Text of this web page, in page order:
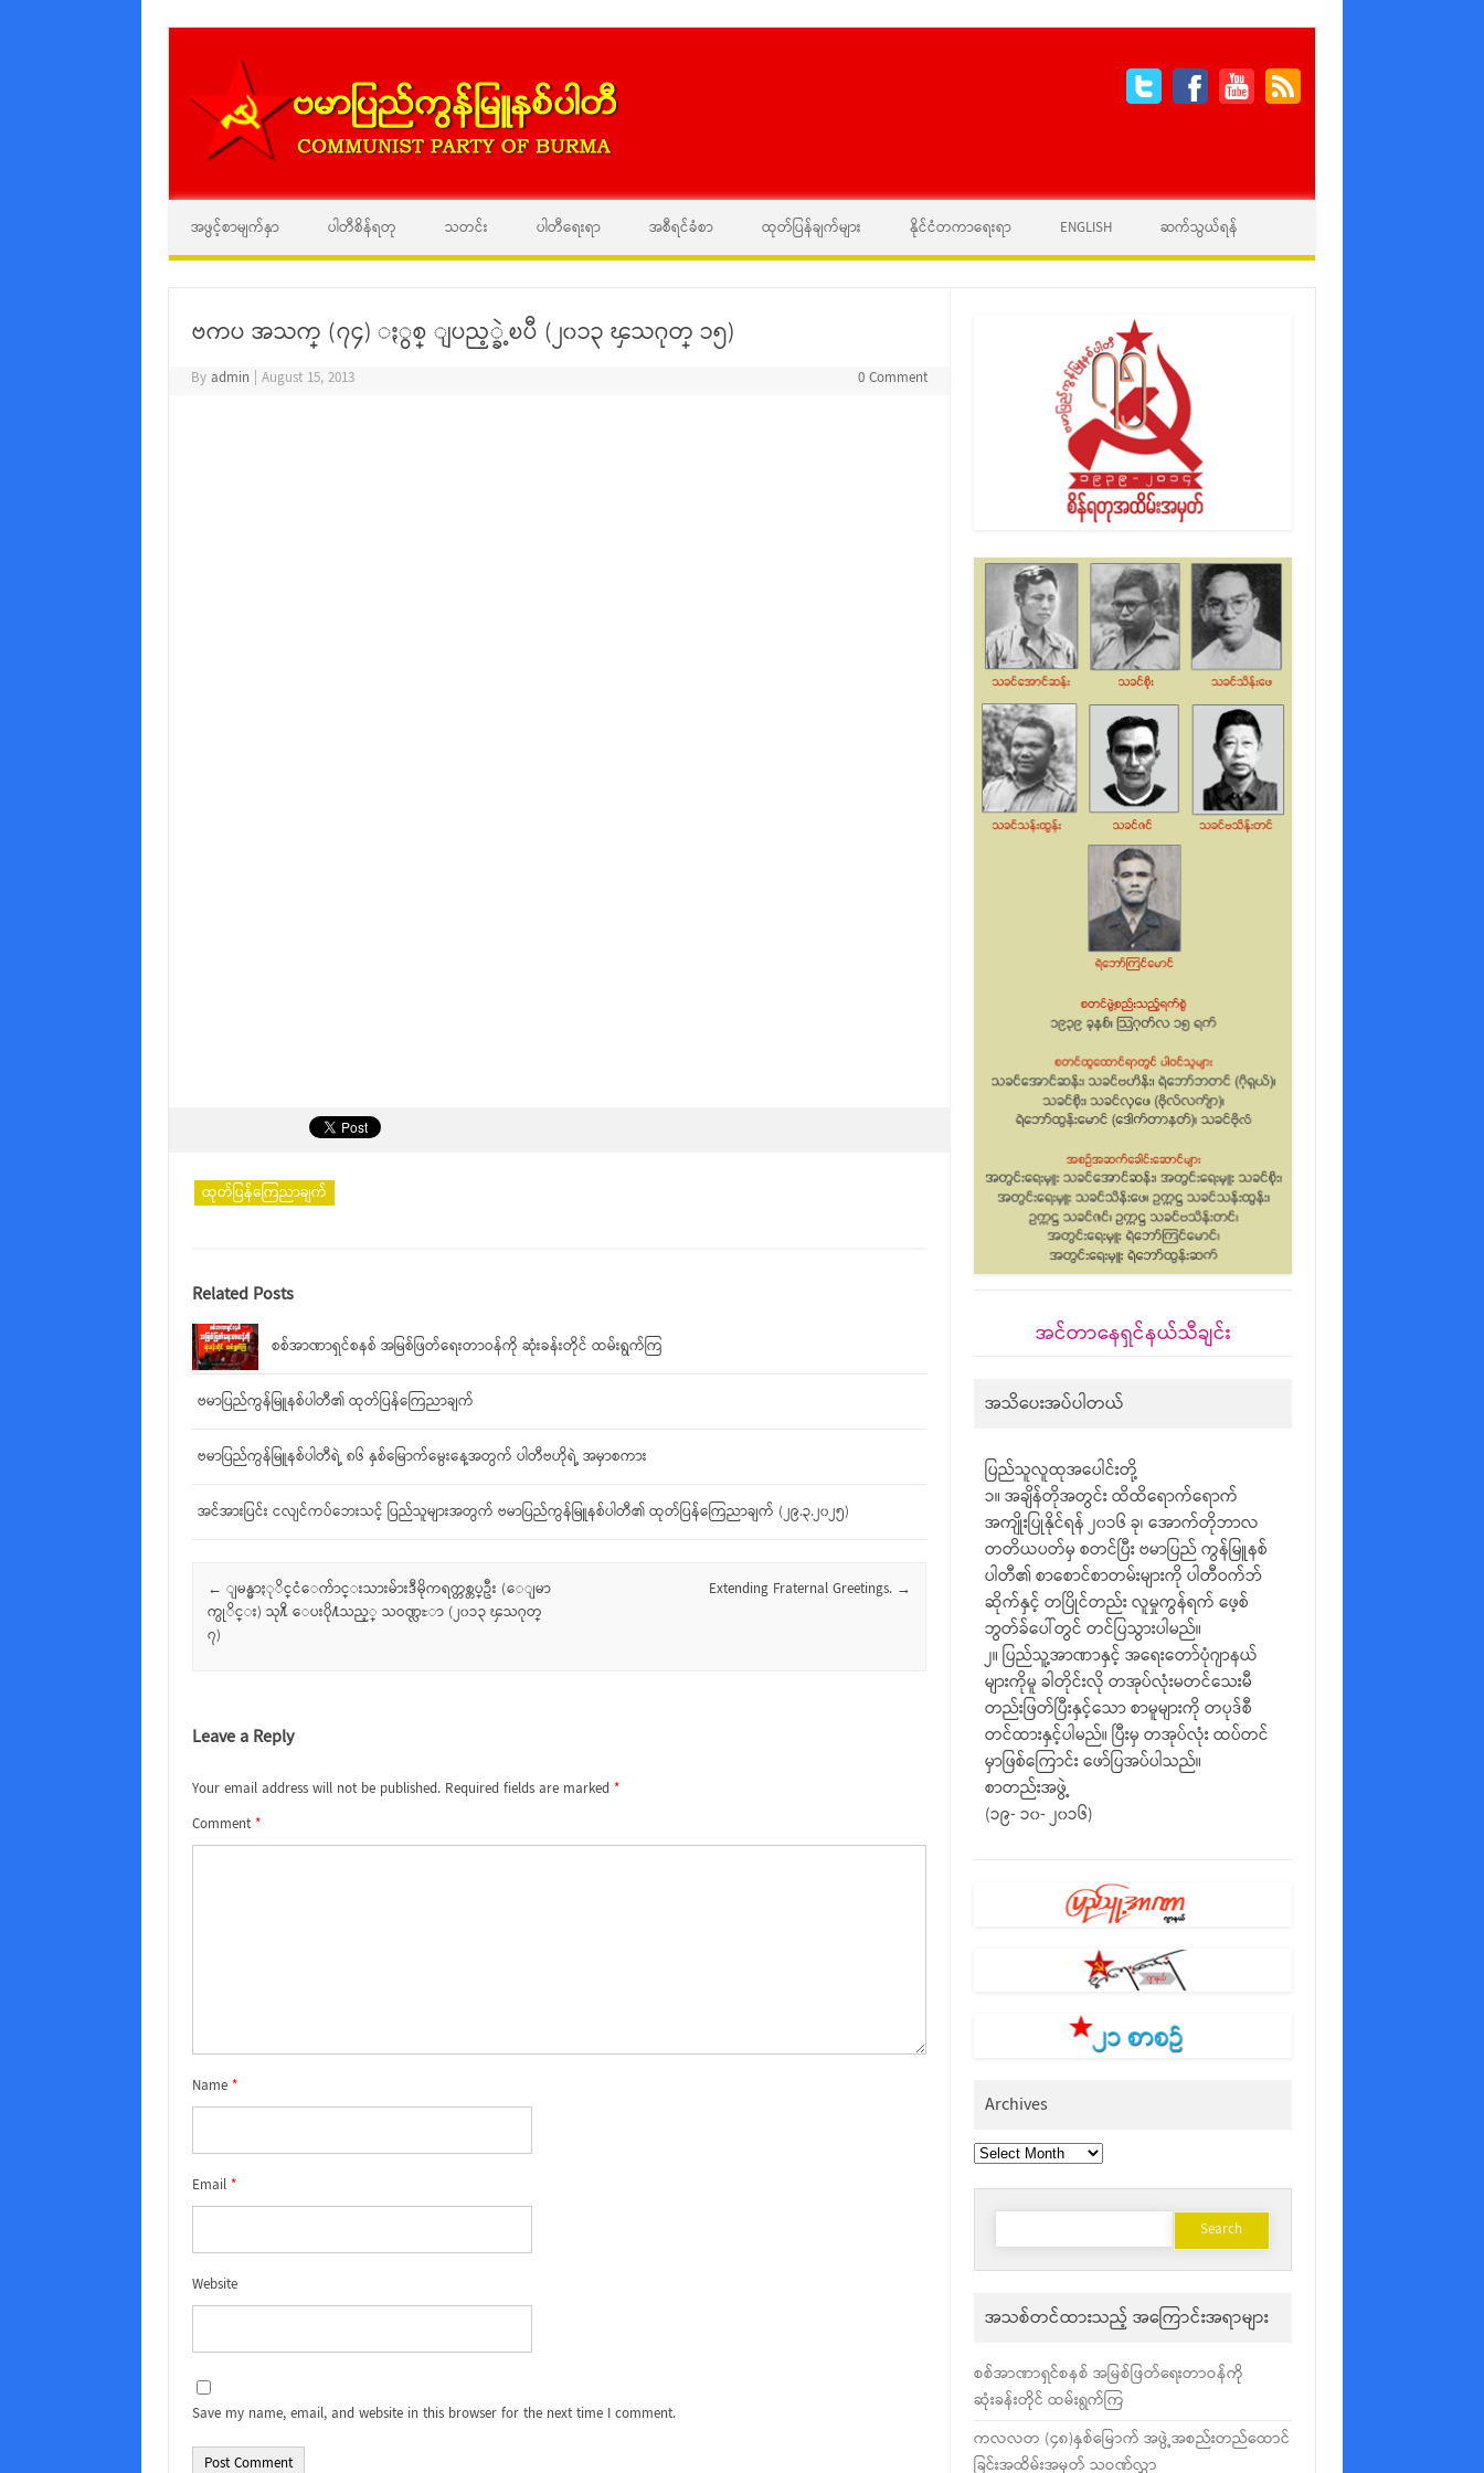
အဖွင့်စာမျက်နှာ ပါတီစိန်ရတု သတင်း ပါတီရေးရာ အစီရင်ခံစာ ထုတ်ပြန်ချက်များ နိုင်ငံတကာရေးရာ ENGLISH ဆက်သွယ်ရန်
ဗကပ အသက္ (၇၄) ႏွစ္ ျပည့္ခဲ့ၿပီ (၂၀၁၃ ၾသဂုတ္ ၁၅)
Byadmin August 15, 2013 0 Comment
ထုတ်ပြန်ကြေညာချက်
Related Posts
စစ်အာဏာရှင်စနစ် အမြစ်ဖြတ်ရေးတာဝန်ကို ဆုံးခန်းတိုင် ထမ်းရွက်ကြ
ဗမာပြည်ကွန်မြူနစ်ပါတီ၏ ထုတ်ပြန်ကြေညာချက်
ဗမာပြည်ကွန်မြူနစ်ပါတီရဲ့ ၈၆ နှစ်မြောက်မွေးနေ့အတွက် ပါတီဗဟိုရဲ့ အမှာစကား
အင်အားပြင်း ငလျင်ကပ်ဘေးသင့် ပြည်သူများအတွက် ဗမာပြည်ကွန်မြူနစ်ပါတီ၏ ထုတ်ပြန်ကြေညာချက် (၂၉.၃.၂၀၂၅)
Post navigation
← ျမန္မာႏုိင္ငံေက်ာင္းသားမ်ားဒီမိုကရက္တစ္တပ္ဦး (ေျမာ
က္ပုိင္း) သု႔ိ ေပးပို႔သည့္ သဝဏ္လႊာ (၂၀၁၃ ၾသဂုတ္
၇)
Extending Fraternal Greetings. →
Leave a Reply
Your email address will not be published. Required fields are marked*
Comment*
Name*
Email*
Website
Save my name, email, and website in this browser for the next time I comment.
အင်တာနေရှင်နယ်သီချင်း
အသိပေးအပ်ပါတယ်
ပြည်သူလူထုအပေါင်းတို့
၁။ အချိန်တိုအတွင်း ထိထိရောက်ရောက်
အကျိုးပြုနိုင်ရန် ၂၀၁၆ ခု၊ အောက်တိုဘာလ
တတိယပတ်မှ စတင်ပြီး ဗမာပြည် ကွန်မြူနစ်
ပါတီ၏ စာစောင်စာတမ်းများကို ပါတီဝက်ဘ်
ဆိုက်နှင့် တပြိုင်တည်း လူမှုကွန်ရက် ဖေ့စ်
ဘွတ်ခ်ပေါ်တွင် တင်ပြသွားပါမည်။
၂။ ပြည်သူ့အာဏာနှင့် အရေးတော်ပုံဂျာနယ်
များကိုမူ ခါတိုင်းလို တအုပ်လုံးမတင်သေးမီ
တည်းဖြတ်ပြီးနှင့်သော စာမူများကို တပုဒ်စီ
တင်ထားနှင့်ပါမည်။ ပြီးမှ တအုပ်လုံး ထပ်တင်
မှာဖြစ်ကြောင်း ဖော်ပြအပ်ပါသည်။
စာတည်းအဖွဲ့
(၁၉- ၁၀- ၂၀၁၆)
Archives
Archives
Search
အသစ်တင်ထားသည့် အကြောင်းအရာများ
စစ်အာဏာရှင်စနစ် အမြစ်ဖြတ်ရေးတာဝန်ကို
ဆုံးခန်းတိုင် ထမ်းရွက်ကြ
ကလလတ (၄၈)နှစ်မြောက် အဖွဲ့အစည်းတည်ထောင်
ခြင်းအထိမ်းအမှတ် သဝဏ်လွှာ